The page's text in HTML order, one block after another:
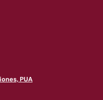
PUA